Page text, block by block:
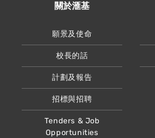
關於滙基
願景及使命
校長的話
計劃及報告
招標與招聘
Tenders & Job
Opportunities